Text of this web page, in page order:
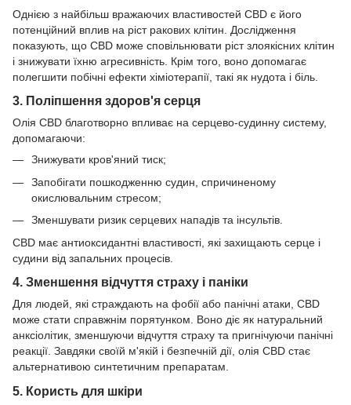
Однією з найбільш вражаючих властивостей CBD є його
потенційний вплив на ріст ракових клітин. Дослідження
показують, що CBD може сповільнювати ріст злоякісних клітин
і знижувати їхню агресивність. Крім того, воно допомагає
полегшити побічні ефекти хіміотерапії, такі як нудота і біль.
3. Поліпшення здоров'я серця
Олія CBD благотворно впливає на серцево-судинну систему,
допомагаючи:
Знижувати кров'яний тиск;
Запобігати пошкодженню судин, спричиненому
окислювальним стресом;
Зменшувати ризик серцевих нападів та інсультів.
CBD має антиоксидантні властивості, які захищають серце і
судини від запальних процесів.
4. Зменшення відчуття страху і паніки
Для людей, які страждають на фобії або панічні атаки, CBD
може стати справжнім порятунком. Воно діє як натуральний
анксіолітик, зменшуючи відчуття страху та пригнічуючи панічні
реакції. Завдяки своїй м'якій і безпечній дії, олія CBD стає
альтернативою синтетичним препаратам.
5. Користь для шкіри